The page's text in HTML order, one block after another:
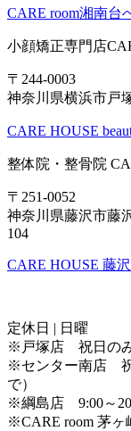
CARE room湘南台
小顔矯正専門店
〒244-0003
神奈川県横浜市戸
CARE HOUSE
整体院・整骨院
〒251-0052
神奈川県藤沢市藤
104
CARE HOUSE 藤
定休日 | 日曜
※戸塚店 祝日のみ
※センター南店 祝
で）
※綱島店 9:00～
※CARE room 茅ヶ